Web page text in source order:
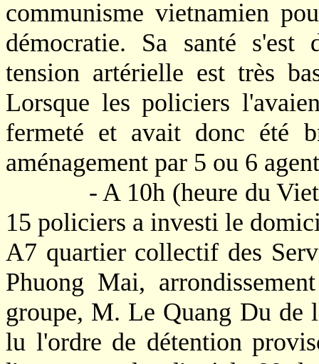
communisme vietnamien
démocratie. Sa santé s'est
tension artérielle est très
Lorsque les policiers
fermeté et avait donc été
aménagement par 5 ou 6
- A 10h (heure du
15 policiers a investi le
A7 quartier collectif des
Phuong Mai,
groupe, M. Le Quang Du de
lu l'ordre de détention